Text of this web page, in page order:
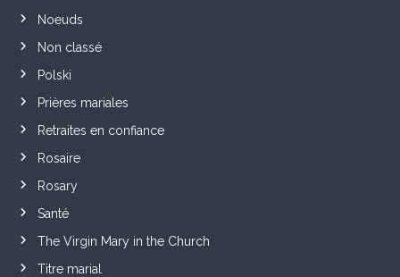
Noeuds
Non classé
Polski
Prières mariales
Retraites en confiance
Rosaire
Rosary
Santé
The Virgin Mary in the Church
Titre marial